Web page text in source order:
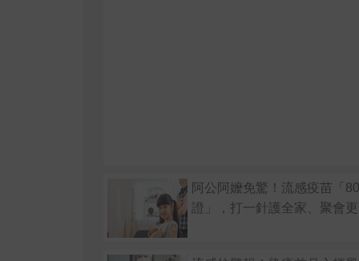
阿公阿嬤免驚！流感疫苗「
證」，打一針護全家、聚會